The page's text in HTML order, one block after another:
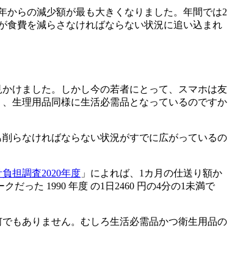
からの減少額が最も大きくなりました。年間では2
食費を減らさなければならない状況に追い込まれ
けました。しかし今の若者にとって、スマホは友
生理用品同様に生活必需品となっているのですか
らなければならない状況がすでに広がっているの
担調査2020年度 」によれば、1カ月の仕送り額か
だった 1990 年度 の1日2460 円の4分の1未満で
もありません。むしろ生活必需品かつ衛生用品の